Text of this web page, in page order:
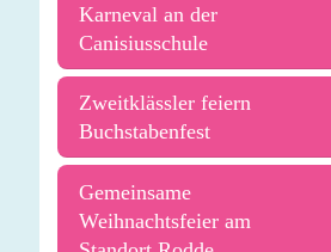
Karneval an der
Canisiusschule
Zweitklässler feiern
Buchstabenfest
Gemeinsame
Weihnachtsfeier am